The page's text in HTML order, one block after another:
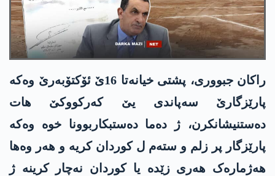
راکان جبووری، پشتی خیانەتا 16ێ ئۆکتۆبەرێ وەکە
پارێزگارێ سەپاندی یێ کەرکووکێ هات
دەستنیشانکرن، ژ دەما دەستبکاربوونا خوە وەکە
پارێزگار پر زلم و ستەم ل کوردان کریە و هەر وەها
هەژمارەک هەری زێدە یا کوردان نەچار کرینە ژ